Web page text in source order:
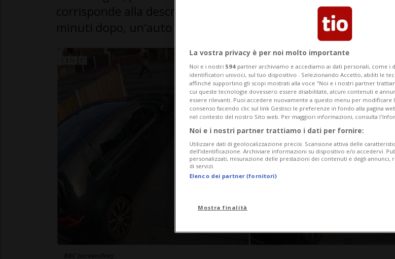
corrisponde alla descrizione dell'aggressore allontanarsi e,
minuti dopo, un'auto che torna verso la sinagoga
La vostra privacy è per noi molto importante
Noi e i nostri 594 partner archiviamo e accediamo ai dati personali, come i
identificatori univoci, sul tuo dispositivo . Selezionando Accetto, abiliti le
affinché supportino gli scopi mostrati alla voce "Noi e i nostri partner
cui queste tecnologie dovessero essere disabilitate, alcuni contenuti e
essere rilevanti. Puoi accedere nuovamente a questo menu per
consenso facendo clic sul link Gestisci le preferenze in fondo alla pagina
nel contesto del nostro Sito web. Per maggiori informazioni, consulta
Noi e i nostri partner trattiamo i dati per fornire:
Utilizzare dati di geolocalizzazione precisi. Scansione attiva delle
dell’identificazione. Archiviare informazioni su dispositivo e/o accedervi.
personalizzati, misurazione delle prestazioni dei contenuti e degli annunci,
di servizi.
Elenco dei partner (fornitori)
Mostra finalità